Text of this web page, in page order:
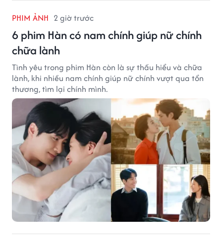
PHIM ẢNH 2 giờ trước
6 phim Hàn có nam chính giúp nữ chính
chữa lành
Tình yêu trong phim Hàn còn là sự thấu hiểu và chữa
lành, khi nhiều nam chính giúp nữ chính vượt qua tổn
thương, tìm lại chính mình.